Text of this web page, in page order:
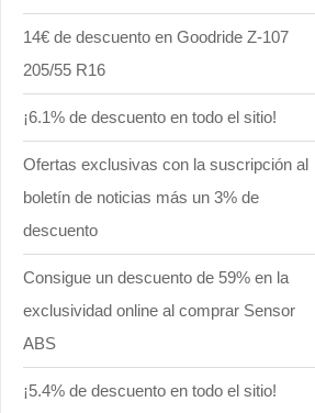
14€ de descuento en Goodride Z-107
205/55 R16
¡6.1% de descuento en todo el sitio!
Ofertas exclusivas con la suscripción al
boletín de noticias más un 3% de
descuento
Consigue un descuento de 59% en la
exclusividad online al comprar Sensor
ABS
¡5.4% de descuento en todo el sitio!